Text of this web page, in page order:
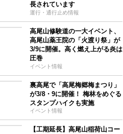
長されています
運行・通行止め情報
高尾山修験道の一大イベント、
高尾山薬王院の「火渡り祭」が
3/9に開催。高く燃え上がる炎は
圧巻
イベント情報
裏高尾で「高尾梅郷梅まつり」
が3/8・9に開催！ 梅林をめぐる
スタンプハイクも実施
イベント情報
【工期延長】高尾山稲荷山コー